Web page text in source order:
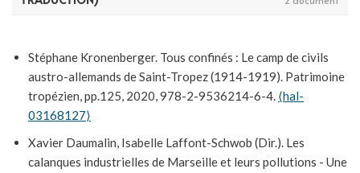
Stéphane Kronenberger. Tous confinés : Le camp de civils
austro-allemands de Saint-Tropez (1914-1919). Patrimoine
tropézien, pp.125, 2020, 978-2-9536214-6-4. ⟨hal-
03168127⟩
Xavier Daumalin, Isabelle Laffont-Schwob (Dir.). Les
calanques industrielles de Marseille et leurs pollutions - Une